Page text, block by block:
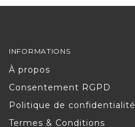
INFORMATIONS
À propos
Consentement RGPD
Politique de confidentialité
Termes & Conditions